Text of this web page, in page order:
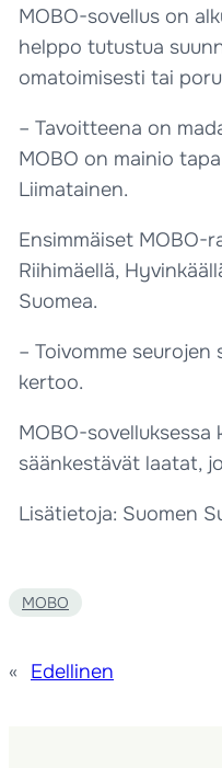
MOBO-sovellus on
helppo tutustua
omatoimisesti tai
– Tavoitteena on
MOBO on mainio
Liimatainen.
Ensimmäiset MOBO-
Riihimäellä,
Suomea.
– Toivomme
kertoo.
MOBO-
säänkestävät laatat,
Lisätietoja: Suomen
MOBO
« Edellinen